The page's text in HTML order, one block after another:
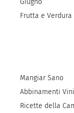
Frutta e
Mangiar Sano
Abbinamenti
Ricette della